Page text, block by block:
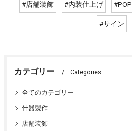
#店舗装飾 #内装仕上げ #POP
#サイン
カテゴリー Categories
全てのカテゴリー
什器製作
店舗装飾